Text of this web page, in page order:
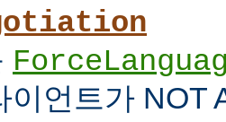
이언트가 NOT